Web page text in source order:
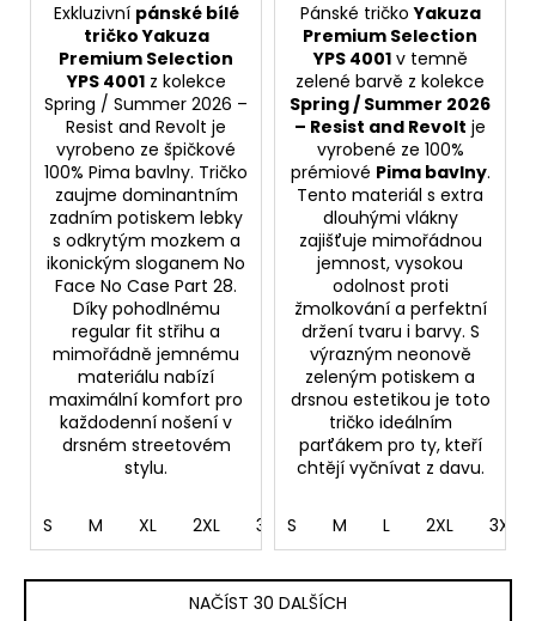
Exkluzivní pánské bílé
tričko Yakuza
Premium Selection
YPS 4001z kolekce
Spring / Summer 2026 –
Resist and Revolt je
vyrobeno ze špičkové
100% Pima bavlny. Tričko
zaujme dominantním
zadním potiskem lebky
s odkrytým mozkem a
ikonickým sloganem No
Face No Case Part 28.
Díky pohodlnému
regular fit střihu a
mimořádně jemnému
materiálu nabízí
maximální komfort pro
každodenní nošení v
drsném streetovém
stylu.
S M XL 2XL 3XL 4XL 5XL
Pánské tričkoYakuza
Premium Selection
YPS 4001v temně
zelené barvě z kolekce
Spring / Summer 2026
– Resist and Revolt je
vyrobené ze 100%
prémiové Pima bavlny.
Tento materiál s extra
dlouhými vlákny
zajišťuje mimořádnou
jemnost, vysokou
odolnost proti
žmolkování a perfektní
držení tvaru i barvy. S
výrazným neonově
zeleným potiskem a
drsnou estetikou je toto
tričko ideálním
parťákem pro ty, kteří
chtějí vyčnívat z davu.
S M L 2XL 3XL
NAČÍST 30 DALŠÍCH